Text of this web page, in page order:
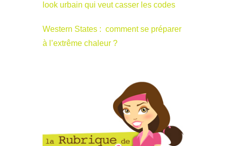
look urbain qui veut casser les codes
Western States : comment se préparer
à l’extrême chaleur ?